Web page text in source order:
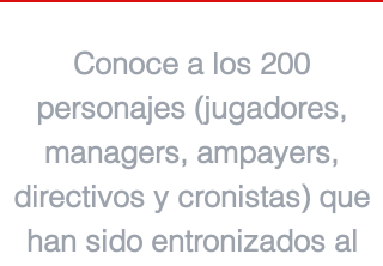
Conoce a los 200
personajes (jugadores,
managers, ampayers,
directivos y cronistas) que
han sido entronizados al